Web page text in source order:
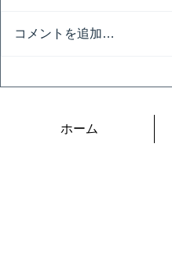
コメントを追加…
ホーム